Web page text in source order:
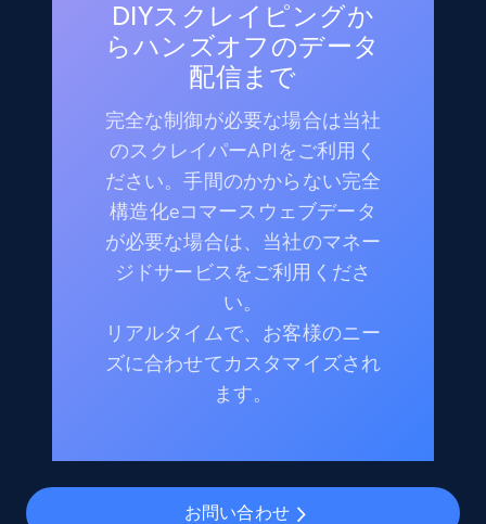
DIYスクレイピングか
らハンズオフのデータ
配信まで
完全な制御が必要な場合は当社
のスクレイパーAPIをご利用く
ださい。手間のかからない完全
構造化eコマースウェブデータ
が必要な場合は、当社のマネー
ジドサービスをご利用くださ
い。
リアルタイムで、お客様のニー
ズに合わせてカスタマイズされ
ます。
お問い合わせ